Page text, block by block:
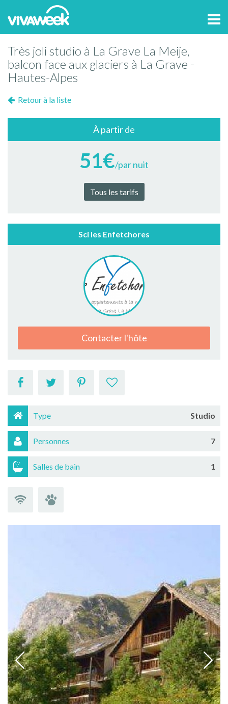
Très joli studio à La Grave La Meije,
balcon face aux glaciers à La Grave -
Hautes-Alpes
Retour à la liste
À partir de
51€/par nuit
Tous les tarifs
Sci les Enfetchores
Contacter l'hôte
Type Studio
Personnes 7
Salles de bain 1